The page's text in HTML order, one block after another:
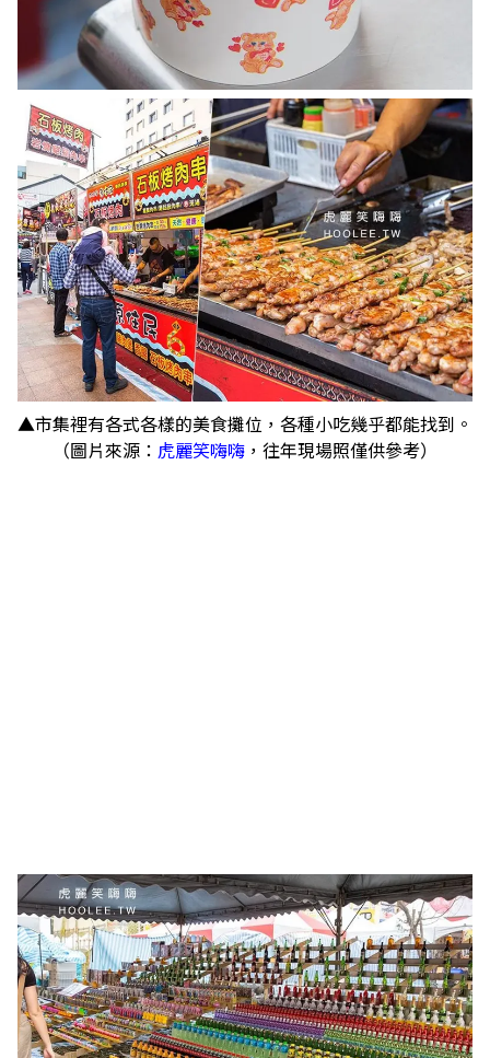
▲市集裡有各式各樣的美食攤位，各種小吃幾乎都能找到。
（圖片來源： 虎麗笑嗨嗨 ，往年現場照僅供參考）